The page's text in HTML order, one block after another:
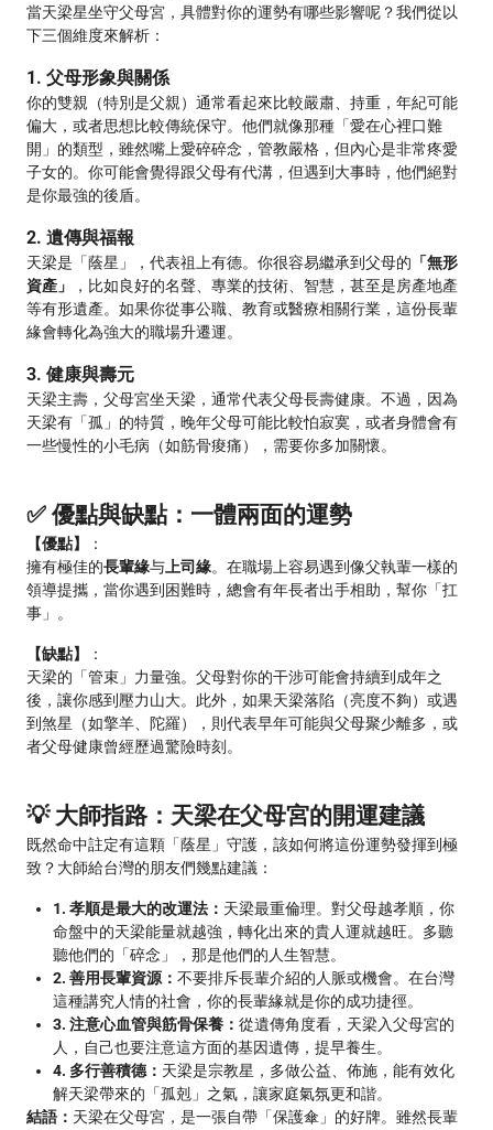
當天梁星坐守父母宮，具體對你的運勢有哪些影響呢？我們從以
下三個維度來解析：
1. 父母形象與關係
你的雙親（特別是父親）通常看起來比較嚴肅、持重，年紀可能
偏大，或者思想比較傳統保守。他們就像那種「愛在心裡口難
開」的類型，雖然嘴上愛碎碎念，管教嚴格，但內心是非常疼愛
子女的。你可能會覺得跟父母有代溝，但遇到大事時，他們絕對
是你最強的後盾。
2. 遺傳與福報
天梁是「蔭星」，代表祖上有德。你很容易繼承到父母的 「無形
資產」
，比如良好的名聲、專業的技術、智慧，甚至是房產地產
等有形遺產。如果你從事公職、教育或醫療相關行業，這份長輩
緣會轉化為強大的職場升遷運。
3. 健康與壽元
天梁主壽，父母宮坐天梁，通常代表父母長壽健康。不過，因為
天梁有「孤」的特質，晚年父母可能比較怕寂寞，或者身體會有
一些慢性的小毛病（如筋骨痠痛），需要你多加關懷。
✅ 優點與缺點：一體兩面的運勢
【優點】
：
擁有極佳的長輩緣与 上司緣。在職場上容易遇到像父執輩一樣的
領導提攜，當你遇到困難時，總會有年長者出手相助，幫你「扛
事」。
【缺點】
：
天梁的「管束」力量強。父母對你的干涉可能會持續到成年之
後，讓你感到壓力山大。此外，如果天梁落陷（亮度不夠）或遇
到煞星（如擎羊、陀羅），則代表早年可能與父母聚少離多，或
者父母健康曾經歷過驚險時刻。
💡 大師指路：天梁在父母宮的開運建議
既然命中註定有這顆「蔭星」守護，該如何將這份運勢發揮到極
致？大師給台灣的朋友們幾點建議：
1. 孝順是最大的改運法： 天梁最重倫理。對父母越孝順，你
命盤中的天梁能量就越強，轉化出來的貴人運就越旺。多聽
聽他們的「碎念」，那是他們的人生智慧。
2. 善用長輩資源： 不要排斥長輩介紹的人脈或機會。在台灣
這種講究人情的社會，你的長輩緣就是你的成功捷徑。
3. 注意心血管與筋骨保養： 從遺傳角度看，天梁入父母宮的
人，自己也要注意這方面的基因遺傳，提早養生。
4. 多行善積德： 天梁是宗教星，多做公益、佈施，能有效化
解天梁帶來的「孤剋」之氣，讓家庭氣氛更和諧。
結語： 天梁在父母宮，是一張自帶「保護傘」的好牌。雖然長輩